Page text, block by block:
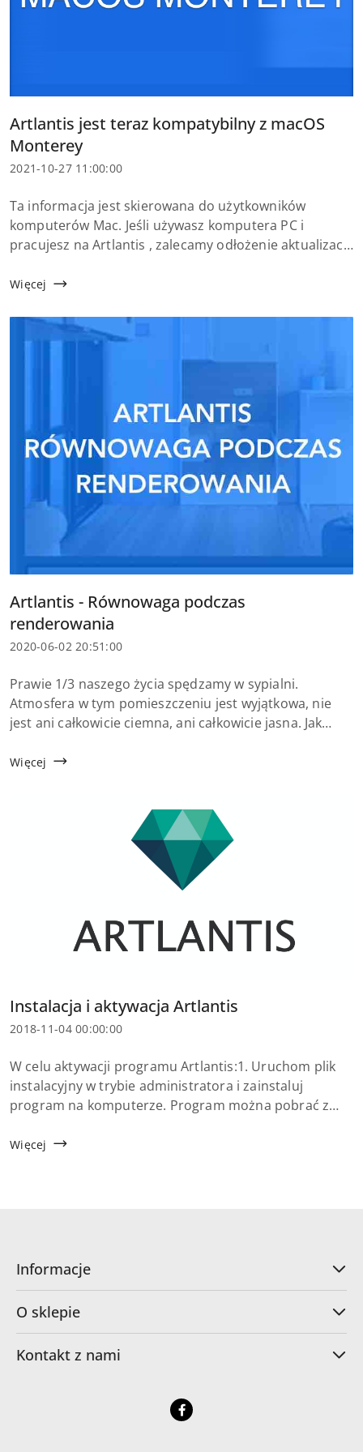
Tytuł
artykułu:
Artlantis jest teraz kompatybilny z macOS
Monterey
Data
2021-10-27 11:00:00
Treść
artykułu:
Ta informacja jest skierowana do użytkowników
komputerów Mac. Jeśli używasz komputera PC i
pracujesz na Artlantis , zalecamy odłożenie aktualizacji
informował o kompatybilności tak sz...
Więcej
Tytuł
artykułu:
Artlantis - Równowaga podczas
renderowania
Data
2020-06-02 20:51:00
Treść
artykułu:
Prawie 1/3 naszego życia spędzamy w sypialni.
Atmosfera w tym pomieszczeniu jest wyjątkowa, nie
jest ani całkowicie ciemna, ani całkowicie jasna. Jak
Artlantis? Używaj obiektów umieszczonych na stron...
Więcej
Tytuł
artykułu:
Instalacja i aktywacja Artlantis
Data
2018-11-04 00:00:00
Treść
artykułu:
W celu aktywacji programu Artlantis:1. Uruchom plik
instalacyjny w trybie administratora i zainstaluj
program na komputerze. Program można pobrać z
Artlantis.3. W wyświetlonym oknie menedżera licencji
Więcej
Informacje
O sklepie
Kontakt z nami